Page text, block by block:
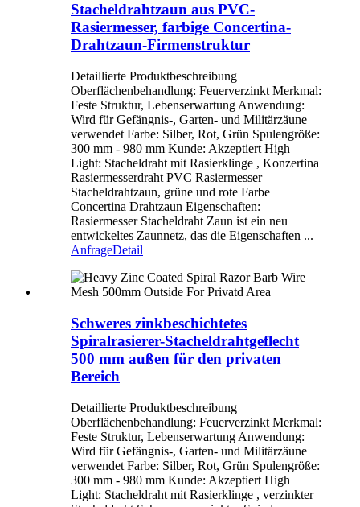
Stacheldrahtzaun aus PVC-
Rasiermesser, farbige Concertina-
Drahtzaun-Firmenstruktur
Detaillierte Produktbeschreibung
Oberflächenbehandlung: Feuerverzinkt Merkmal:
Feste Struktur, Lebenserwartung Anwendung:
Wird für Gefängnis-, Garten- und Militärzäune
verwendet Farbe: Silber, Rot, Grün Spulengröße:
300 mm - 980 mm Kunde: Akzeptiert High
Light: Stacheldraht mit Rasierklinge , Konzertina
Rasiermesserdraht PVC Rasiermesser
Stacheldrahtzaun, grüne und rote Farbe
Concertina Drahtzaun Eigenschaften:
Rasiermesser Stacheldraht Zaun ist ein neu
entwickeltes Zaunnetz, das die Eigenschaften ...
AnfrageDetail
Schweres zinkbeschichtetes
Spiralrasierer-Stacheldrahtgeflecht
500 mm außen für den privaten
Bereich
Detaillierte Produktbeschreibung
Oberflächenbehandlung: Feuerverzinkt Merkmal:
Feste Struktur, Lebenserwartung Anwendung:
Wird für Gefängnis-, Garten- und Militärzäune
verwendet Farbe: Silber, Rot, Grün Spulengröße:
300 mm - 980 mm Kunde: Akzeptiert High
Light: Stacheldraht mit Rasierklinge , verzinkter